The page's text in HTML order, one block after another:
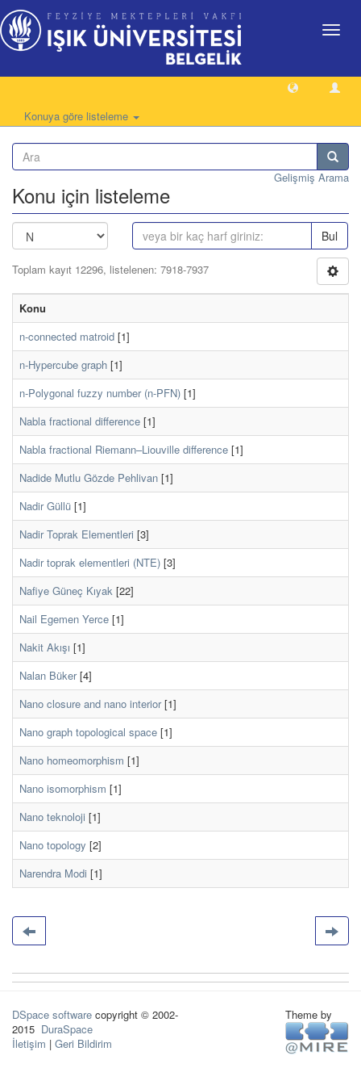
Geçiş
Konuya göre listeleme
Gelişmiş Arama
Konu için listeleme
Bul
Toplam kayıt 12296, listelenen: 7918-7937
Konu
n-connected matroid [1]
n-Hypercube graph [1]
n-Polygonal fuzzy number (n-PFN) [1]
Nabla fractional difference [1]
Nabla fractional Riemann–Liouville difference [1]
Nadide Mutlu Gözde Pehlivan [1]
Nadir Güllü [1]
Nadir Toprak Elementleri [3]
Nadir toprak elementleri (NTE) [3]
Nafiye Güneç Kıyak [22]
Nail Egemen Yerce [1]
Nakit Akışı [1]
Nalan Büker[4]
Nano closure and nano interior[1]
Nano graph topological space [1]
Nano homeomorphism [1]
Nano isomorphism [1]
Nano teknoloji [1]
Nano topology [2]
Narendra Modi [1]
DSpace software copyright © 2002-
2015 DuraSpace
İletişim | Geri Bildirim
Theme by